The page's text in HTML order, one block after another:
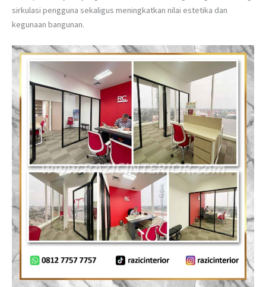
sirkulasi pengguna sekaligus meningkatkan nilai estetika dan
kegunaan bangunan.